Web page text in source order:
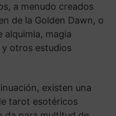
a menudo creados
de la Golden Dawn, o
alquimia, magia
otros estudios
existen una
tarot esotéricos